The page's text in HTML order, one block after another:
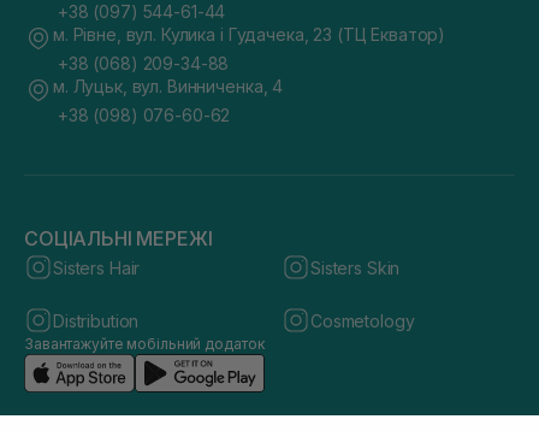
+38 (097) 544-61-44
м. Рівне, вул. Кулика і Гудачека, 23 (ТЦ Екватор)
+38 (068) 209-34-88
м. Луцьк, вул. Винниченка, 4
+38 (098) 076-60-62
СОЦІАЛЬНІ МЕРЕЖІ
Sisters Hair Sisters Skin
Distribution Cosmetology
Завантажуйте мобільний додаток